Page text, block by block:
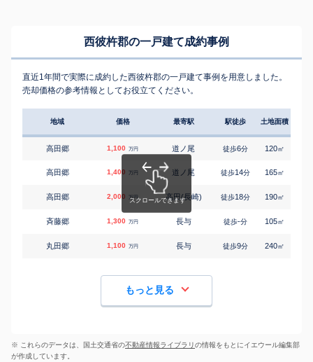
西彼杵郡の一戸建て成約事例
直近1年間で実際に成約した西彼杵郡の一戸建て事例を用意しました。
売却価格の参考情報としてお役立てください。
地域 価格 最寄駅 駅徒歩 土地面積
高田郷 1,100 万円 道ノ尾 徒歩6分 120㎡
高田郷 1,400 万円 道ノ尾 徒歩14分 165㎡
高田郷 2,000 万円 高田(長崎) 徒歩18分 190㎡
斉藤郷 1,300 万円 長与 徒歩-分 105㎡
丸田郷 1,100 万円 長与 徒歩9分 240㎡
もっと見る
※ これらのデータは、国土交通省の不動産情報ライブラリの情報をもとにイエウール編集部
が作成しています。